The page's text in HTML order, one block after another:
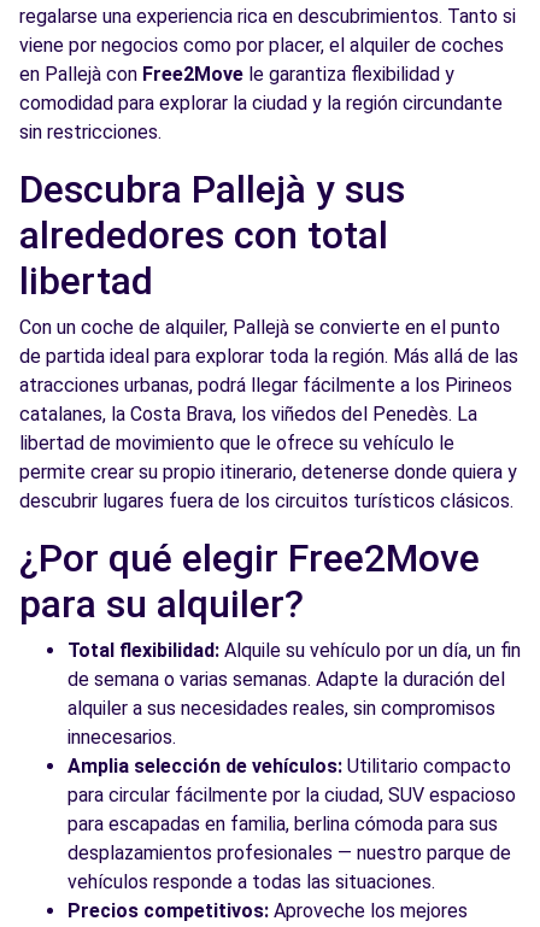
C/ AGRICULTURA, 36
Viladecans, 8840
Ver agencia
Free2Move Rent - S&YOU BARCELONA -
Badal - Barcelona (D)
BADAL, 81
Free2Move Rent - MASTERNOU -
Barcelona (O)
12.2
km
c/ Aribau, 320
Barcelona, 8006
Free2Move Rent - MASTERNOU -
c/ Aribau, 320
Barcelona, 8006
Ver agencia
Ver todas las agencias
regalarse una experiencia rica en descubrimientos. Tanto si
viene por negocios como por placer, el alquiler de coches
en Pallejà con Free2Move le garantiza flexibilidad y
comodidad para explorar la ciudad y la región circundante
sin restricciones.
Descubra Pallejà y sus
alrededores con total
libertad
Con un coche de alquiler, Pallejà se convierte en el punto
de partida ideal para explorar toda la región. Más allá de las
atracciones urbanas, podrá llegar fácilmente a los Pirineos
catalanes, la Costa Brava, los viñedos del Penedès. La
libertad de movimiento que le ofrece su vehículo le
permite crear su propio itinerario, detenerse donde quiera y
descubrir lugares fuera de los circuitos turísticos clásicos.
¿Por qué elegir Free2Move
para su alquiler?
Total flexibilidad: Alquile su vehículo por un día, un fin
de semana o varias semanas. Adapte la duración del
alquiler a sus necesidades reales, sin compromisos
innecesarios.
Amplia selección de vehículos: Utilitario compacto
para circular fácilmente por la ciudad, SUV espacioso
para escapadas en familia, berlina cómoda para sus
desplazamientos profesionales — nuestro parque de
vehículos responde a todas las situaciones.
Precios competitivos: Aproveche los mejores